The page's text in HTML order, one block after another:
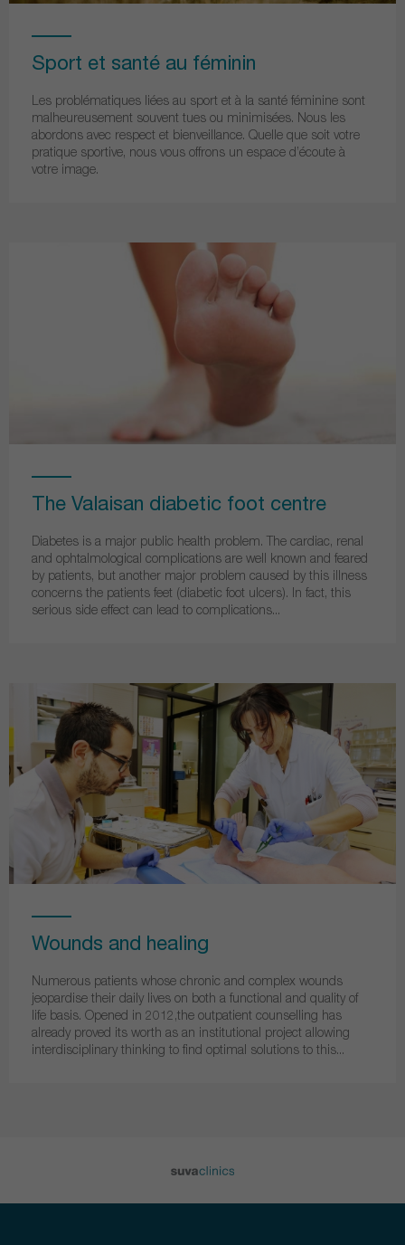
Sport et santé au féminin
Les problématiques liées au sport et à la santé féminine sont
malheureusement souvent tues ou minimisées. Nous les
abordons avec respect et bienveillance. Quelle que soit votre
pratique sportive, nous vous offrons un espace d’écoute à
votre image.
The Valaisan diabetic foot centre
Diabetes is a major public health problem. The cardiac, renal
and ophtalmological complications are well known and feared
by patients, but another major problem caused by this illness
concerns the patients feet (diabetic foot ulcers). In fact, this
serious side effect can lead to complications...
Wounds and healing
Numerous patients whose chronic and complex wounds
jeopardise their daily lives on both a functional and quality of
life basis. Opened in 2012,the outpatient counselling has
already proved its worth as an institutional project allowing
interdisciplinary thinking to find optimal solutions to this...